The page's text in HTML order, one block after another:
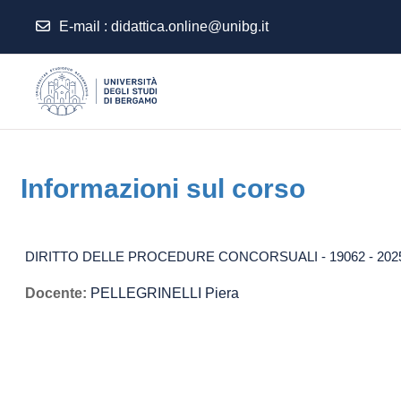
E-mail : didattica.online@unibg.it
Informazioni sul corso
DIRITTO DELLE PROCEDURE CONCORSUALI - 19062 -
Docente: PELLEGRINELLI Piera